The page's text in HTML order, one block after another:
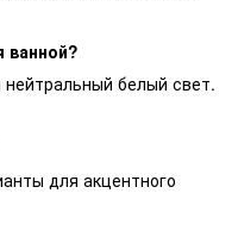
ванной?
белый свет.
для акцентного